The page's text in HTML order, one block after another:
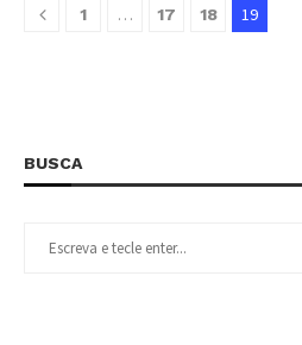
1 … 17 18 19
BUSCA